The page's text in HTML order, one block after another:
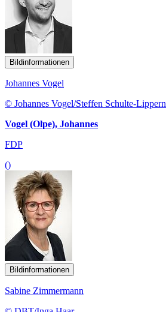
Bildinformationen
Johannes Vogel
© Johannes Vogel/Steffen Schulte-Lippern
Vogel (Olpe), Johannes
FDP
()
Bildinformationen
Sabine Zimmermann